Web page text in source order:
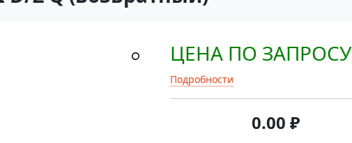
ЦЕНА ПО ЗАПРОСУ
Подробности
0.00 ₽